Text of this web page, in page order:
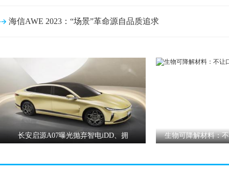
海信AWE 2023：“场景”革命源自品质追求
长安启源A07曝光抛弃智电iDD、拥 生物可降解材料：